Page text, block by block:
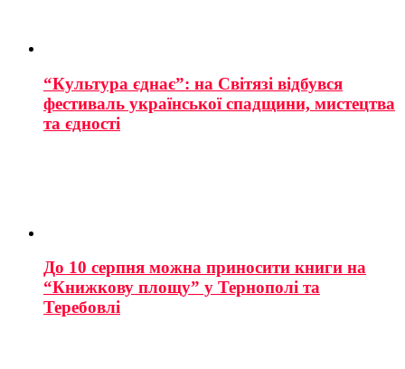
“Культура єднає”: на Світязі відбувся
фестиваль української спадщини, мистецтва
та єдності
До 10 серпня можна приносити книги на
“Книжкову площу” у Тернополі та
Теребовлі